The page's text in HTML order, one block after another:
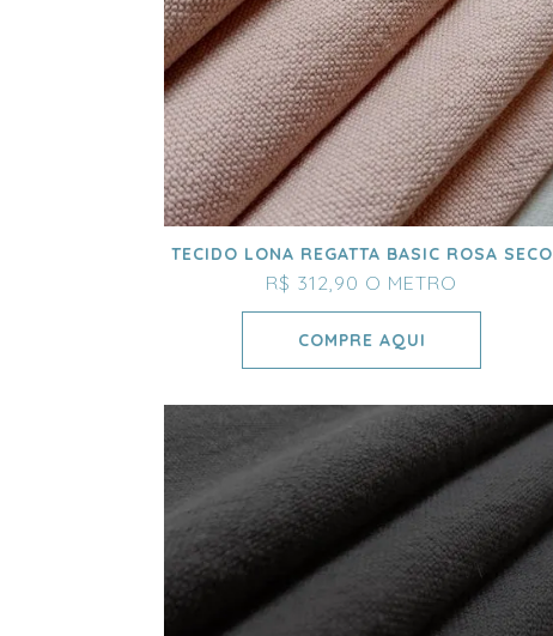
TECIDO LONA REGATTA BASIC ROSA SECO
R$ 312,90 O METRO
COMPRE AQUI